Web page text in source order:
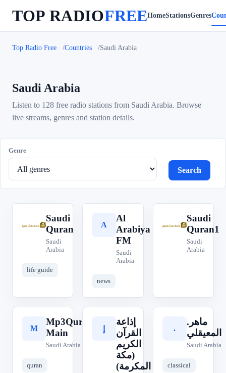
TOP RADIOFREEHomeStationsGenres
Top Radio Free Countries Saudi Arabia
Saudi Arabia
Listen to 128 free radio stations from Saudi Arabia. Browse
live streams, genres and station details.
Genre
Search
S
Saudi
Quran
Saudi
Arabia
life guide
A
Al
Arabiya
FM
Saudi
Arabia
news
S
Saudi
Quran1
Saudi
Arabia
M
Mp3Quran
Main
Saudi Arabia
quran
إذاعة
القرآن
الكريم
(مكة
المكرمة)
.
.ماهر
المعيقلي
Saudi Arabia
classical